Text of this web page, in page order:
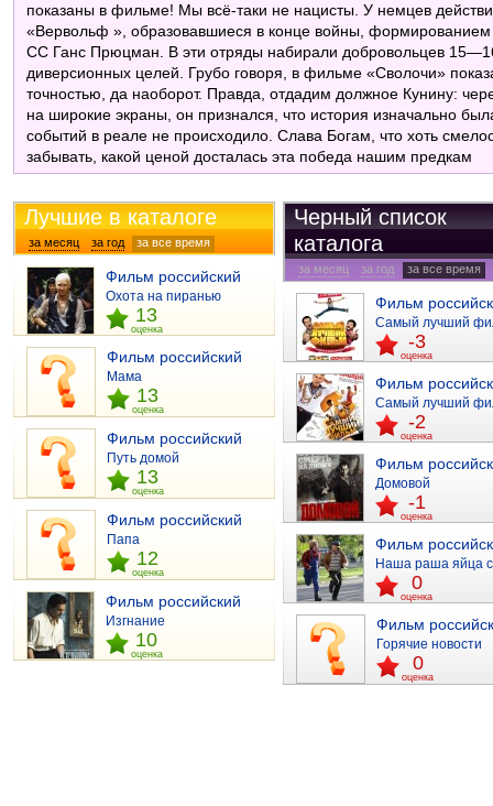
показаны в фильме! Мы всё-таки не нацисты. У немцев
«Вервольф », образовавшиеся в конце войны,
СС Ганс Прюцман. В эти отряды набирали добровольцев
диверсионных целей. Грубо говоря, в фильме «Сволочи»
точностью, да наоборот. Правда, отдадим должное Кунину:
на широкие экраны, он признался, что история изначально
событий в реале не происходило. Слава Богам, что хоть
забывать, какой ценой досталась эта победа нашим предкам
Лучшие в каталоге
за месяц за год
за все время
отзывы
Фильм российский
Охота на пиранью
13
оценка
Фильм российский
Мама
13
оценка
Фильм российский
Путь домой
13
оценка
Фильм российский
Папа
12
оценка
Фильм российский
Изгнание
10
оценка
Черный список
каталога
за месяц за год
за все время
отзывы
Фильм
Самый лучший
-3
оценка
Фильм
Самый лучший
-2
оценка
Фильм
Домовой
-1
оценка
Фильм
Наша раша яйца
0
оценка
Фильм
Горячие новости
0
оценка